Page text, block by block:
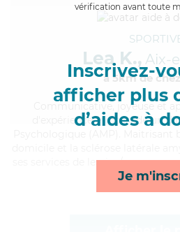
vérification avant toute
Inscrivez-
afficher plus
d’aides à
Je
Lea K., Aix-
à 5km de
, joyeuse et
d'expérience et possède un
ses services de lessive/
toilette/